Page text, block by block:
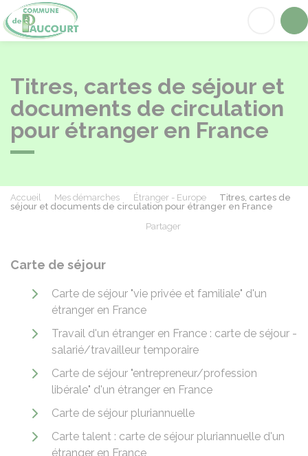
Titres, cartes de séjour et
documents de circulation
pour étranger en France
Accueil Mes démarches Étranger - Europe
Titres, cartes de
séjour et documents de circulation pour étranger en France
Partager
Carte de séjour
Carte de séjour "vie privée et familiale" d'un
étranger en France
Travail d'un étranger en France : carte de séjour -
salarié/travailleur temporaire
Carte de séjour "entrepreneur/profession
libérale" d'un étranger en France
Carte de séjour pluriannuelle
Carte talent : carte de séjour pluriannuelle d'un
étranger en France